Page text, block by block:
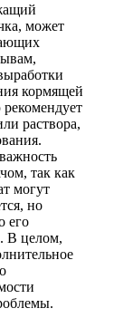
может
кормящей
раствора,
так как
могут
но
его
В целом,